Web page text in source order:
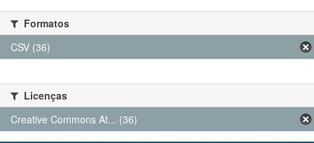
Formatos
CSV (36)
Licenças
Creative Commons At... (36)